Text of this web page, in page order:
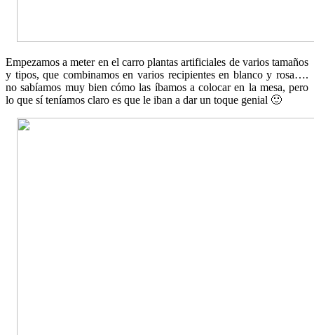
Empezamos a meter en el carro plantas artificiales de varios tamaños
y tipos, que combinamos en varios recipientes en blanco y rosa….
no sabíamos muy bien cómo las íbamos a colocar en la mesa, pero
lo que sí teníamos claro es que le iban a dar un toque genial 🙂